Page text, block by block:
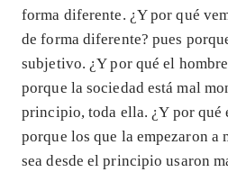
forma diferente. ¿Y por qué
de forma diferente? pues
subjetivo. ¿Y por qué el
porque la sociedad está mal
principio, toda ella. ¿Y por qué
porque los que la empezaron a
sea desde el principio usaron